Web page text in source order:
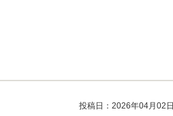
投稿日： 2026年04月02日